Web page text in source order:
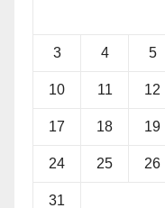
3 4 5
10 11 12
17 18 19
24 25 26
31